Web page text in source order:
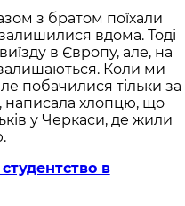
з братом поїхали
вдома. Тоді
в Європу, але, на
Коли ми
побачилися тільки за
написала хлопцю, що
у Черкаси, де жили
в